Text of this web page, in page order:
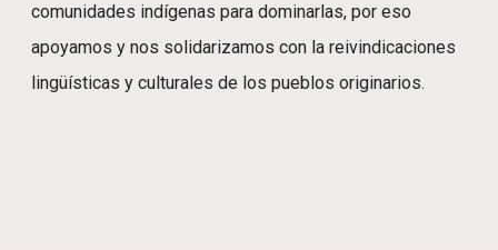
comunidades indígenas para dominarlas, por eso
apoyamos y nos solidarizamos con la reivindicaciones
lingüísticas y culturales de los pueblos originarios.